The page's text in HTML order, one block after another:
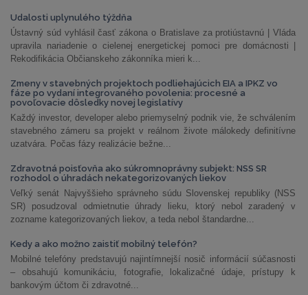
Udalosti uplynulého týždňa
Ústavný súd vyhlásil časť zákona o Bratislave za protiústavnú | Vláda
upravila nariadenie o cielenej energetickej pomoci pre domácnosti |
Rekodifikácia Občianskeho zákonníka mieri k...
Zmeny v stavebných projektoch podliehajúcich EIA a IPKZ vo
fáze po vydaní integrovaného povolenia: procesné a
povoľovacie dôsledky novej legislatívy
Každý investor, developer alebo priemyselný podnik vie, že schválením
stavebného zámeru sa projekt v reálnom živote málokedy definitívne
uzatvára. Počas fázy realizácie bežne...
Zdravotná poisťovňa ako súkromnoprávny subjekt: NSS SR
rozhodol o úhradách nekategorizovaných liekov
Veľký senát Najvyššieho správneho súdu Slovenskej republiky (NSS
SR) posudzoval odmietnutie úhrady lieku, ktorý nebol zaradený v
zozname kategorizovaných liekov, a teda nebol štandardne...
Kedy a ako možno zaistiť mobilný telefón?
Mobilné telefóny predstavujú najintímnejší nosič informácií súčasnosti
– obsahujú komunikáciu, fotografie, lokalizačné údaje, prístupy k
bankovým účtom či zdravotné...